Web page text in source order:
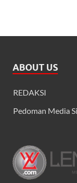
ABOUT US
REDAKSI
Pedoman Media